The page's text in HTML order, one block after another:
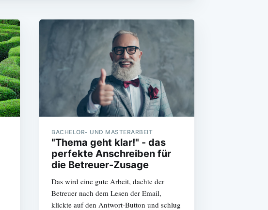
BACHELOR- UND MASTERARBEIT
"Thema geht klar!" - das
perfekte Anschreiben für
die Betreuer-Zusage
Das wird eine gute Arbeit, dachte der
Betreuer nach dem Lesen der Email,
klickte auf den Antwort-Button und schlug